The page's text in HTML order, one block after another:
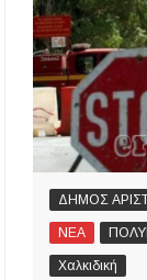
ΔΗΜΟΣ
ΝΕΑ
Χαλκιδική